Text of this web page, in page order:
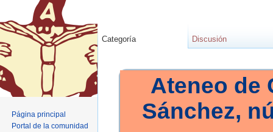
Ateneo de
Sánchez,
Categoría Discusión
Página principal
Portal de la comunidad